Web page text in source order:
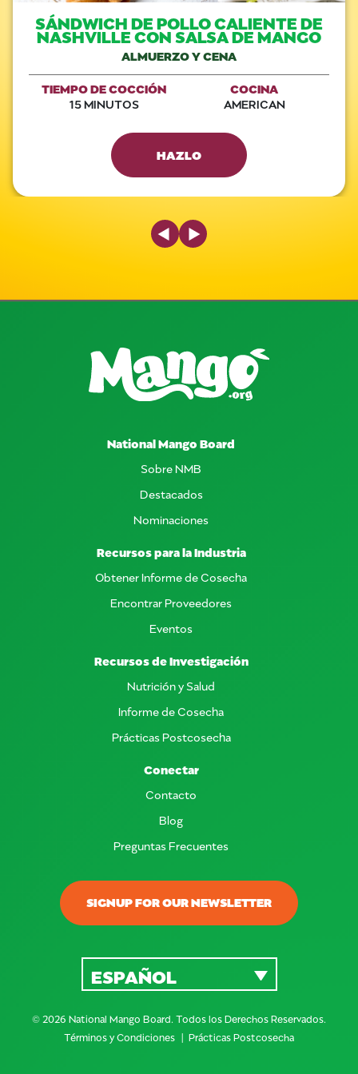
SÁNDWICH DE POLLO CALIENTE DE
NASHVILLE CON SALSA DE MANGO
ALMUERZO Y CENA
TIEMPO DE COCCIÓN
15 MINUTOS
COCINA
AMERICAN
HAZLO
Previous Slide
Next Slide
SIGNUP FOR OUR NEWSLETTER
National Mango Board
Sobre NMB
Destacados
Nominaciones
Recursos para la Industria
Obtener Informe de Cosecha
Encontrar Proveedores
Eventos
Recursos de Investigación
Nutrición y Salud
Informe de Cosecha
Prácticas Postcosecha
Conectar
Contacto
Blog
Preguntas Frecuentes
© 2026 National Mango Board. Todos los Derechos Reservados.
Términos y Condiciones
Prácticas Postcosecha
ESPAÑOL